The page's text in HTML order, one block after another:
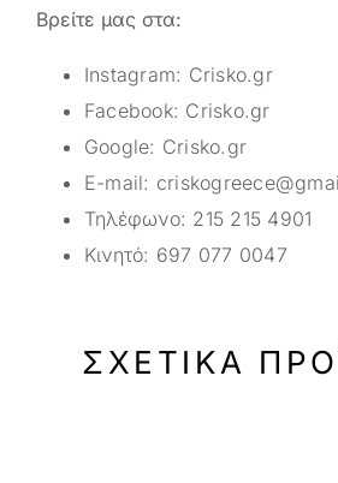
Βρείτε μας στα:
Instagram: Crisko.gr
Facebook: Crisko.gr
Google: Crisko.gr
E-mail:
Τηλέφωνο: 215 215 4901
Κινητό: 697 077 0047
ΣΧΕΤΙΚΆ